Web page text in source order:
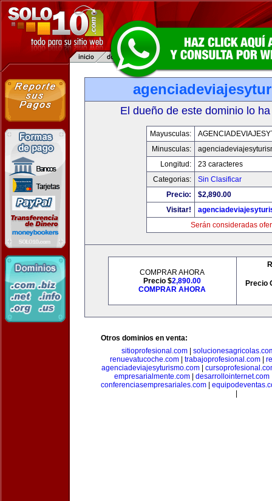
El dueño de este dominio lo
Mayusculas:
Minusculas:
Longitud:
23 caracteres
Categorias:
Sin Clasificar
Precio:
$2,890.00
Visitar!
Serán consideradas
COMPRAR AHORA
Precio $2,890.00
COMPRAR AHORA
Precio
Otros dominios en venta:
sitioprofesional.com
renuevatucoche.com
trabajoprofesional.com
agenciadeviajesyturismo.com
empresarialmente.com
desarrollointernet.com
conferenciasempresariales.com